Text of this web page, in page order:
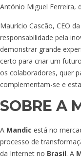
António Miguel Ferreira,
Maurício Cascão, CEO da
responsabilidade pela
demonstrar grande
certo para criar um
os colaboradores, quer
complementam-se e
SOBRE A
A Mandic está no
processo de
da Internet no Brasil. A